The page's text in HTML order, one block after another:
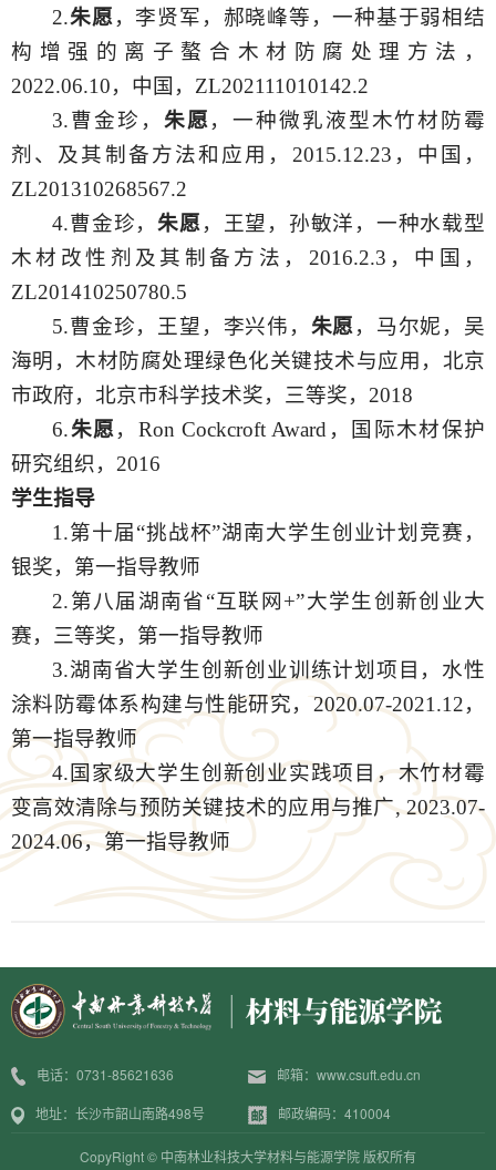
2.朱愿 ，李贤军，郝晓峰等，一种基于弱相结
构增强的离子螯合木材防腐处理方法，
2022.06.10，中国，ZL202111010142.2
3.曹金珍， 朱愿 ，一种微乳液型木竹材防霉
剂、及其制备方法和应用， 2015.12.23，中国，
ZL201310268567.2
4.曹金珍，朱愿 ，王望，孙敏洋，一种水载型
木材改性剂及其制备方法， 2016.2.3，中国，
ZL201410250780.5
5.曹金珍，王望，李兴伟， 朱愿 ，马尔妮，吴
海明，木材防腐处理绿色化关键技术与应用，北京
市政府，北京市科学技术奖，三等奖， 2018
6.朱愿 ， Ron Cockcroft Award，国际木材保护
研究组织，2016
学生指导
1.第十届“挑战杯”湖南大学生创业计划竞赛，
银奖，第一指导教师
2.第八届湖南省“互联网+”大学生创新创业大
赛，三等奖，第一指导教师
3.湖南省大学生创新创业训练计划项目，水性
涂料防霉体系构建与性能研究，2020.07-2021.12，
第一指导教师
4.国家级大学生创新创业实践项目，木竹材霉
变高效清除与预防关键技术的应用与推广, 2023.07-
2024.06，第一指导教师
电话：0731-85621636 邮箱：www.csuft.edu.cn
地址：长沙市韶山南路498号 邮政编码：410004
CopyRight © 中南林业科技大学材料与能源学院 版权所有